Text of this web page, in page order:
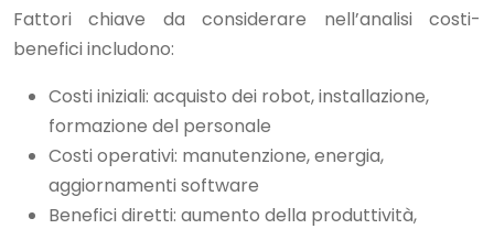
Fattori chiave da considerare nell’analisi costi-
benefici includono:
Costi iniziali: acquisto dei robot, installazione,
formazione del personale
Costi operativi: manutenzione, energia,
aggiornamenti software
Benefici diretti: aumento della produttività,